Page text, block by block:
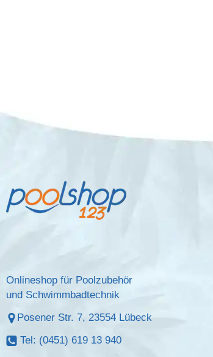
Onlineshop für Poolzubehör
und Schwimmbadtechnik
Posener Str. 7, 23554 Lübeck
Tel: (0451) 619 13 940